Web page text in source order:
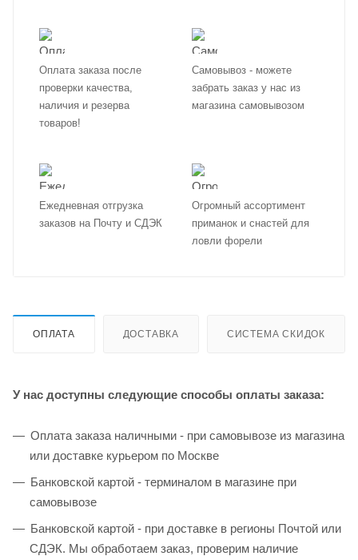
Оплата заказа после
проверки качества,
наличия и резерва
товаров!
Самовывоз - можете
забрать заказ у нас из
магазина самовывозом
Ежедневная отгрузка
заказов на Почту и СДЭК
Огромный ассортимент
приманок и снастей для
ловли форели
ОПЛАТА ДОСТАВКА СИСТЕМА СКИДОК
У нас доступны следующие способы оплаты заказа:
Оплата заказа наличными - при самовывозе из магазина
или доставке курьером по Москве
Банковской картой - терминалом в магазине при
самовывозе
Банковской картой - при доставке в регионы Почтой или
СДЭК. Мы обработаем заказ, проверим наличие